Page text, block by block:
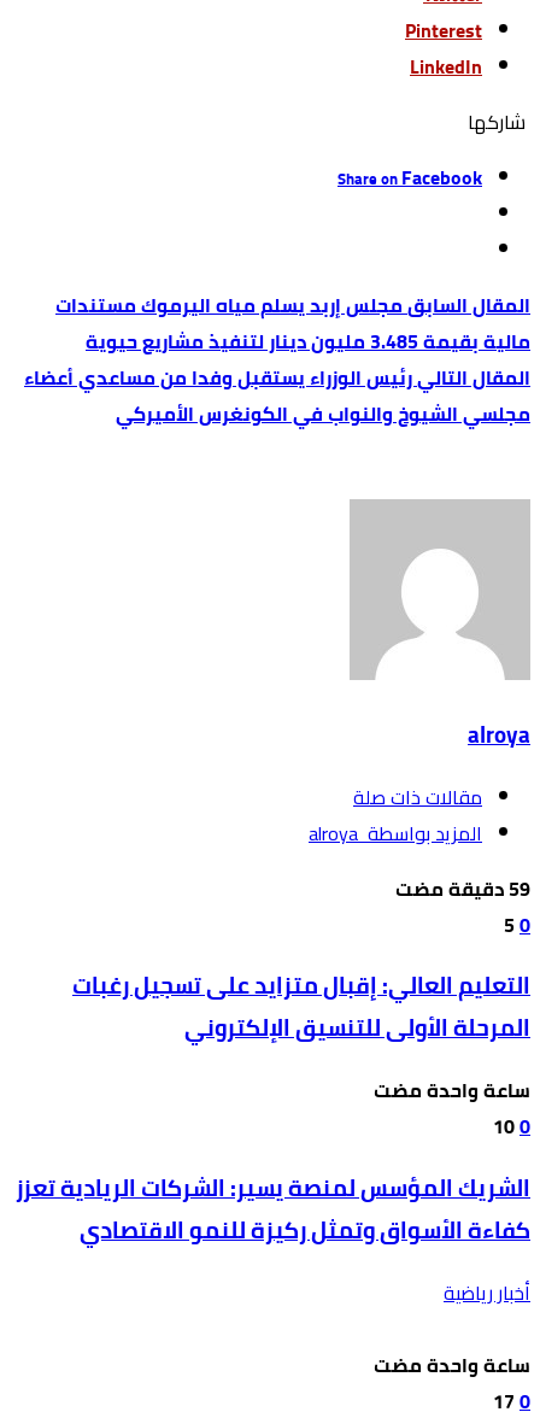
Pinterest
LinkedIn
‫‫ شاركها‬
Share onFacebook
مجلس إربد يسلم مياه اليرموك مستندات
مالية بقيمة 3.485 مليون دينار لتنفيذ مشاريع حيوية
رئيس الوزراء يستقبل وفدا من مساعدي أعضاء
مجلسي الشيوخ والنواب في الكونغرس الأميركي
alroya
‫مقالات ذات صلة‬
‫‫المزيد بواسطة‬ ‬ alroya
0
5
التعليم العالي: إقبال متزايد على تسجيل رغبات
المرحلة الأولى للتنسيق الإلكتروني
‫‫‫‏‫ساعة واحدة مضت‬
0
10
الشريك المؤسس لمنصة يسير: الشركات الريادية تعزز
كفاءة الأسواق وتمثل ركيزة للنمو الاقتصادي
أخبار رياضية
‫‫‫‏‫ساعة واحدة مضت‬
0
17